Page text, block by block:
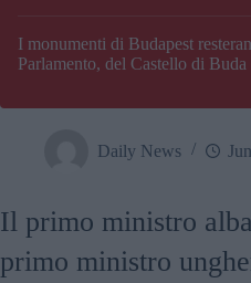
I monumenti di Budapest
Parlamento, del Castello di
Daily News
Il primo ministro
primo ministro